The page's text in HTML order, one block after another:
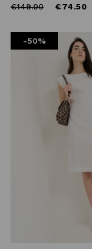
Price
€149.00to €74.50
-50%